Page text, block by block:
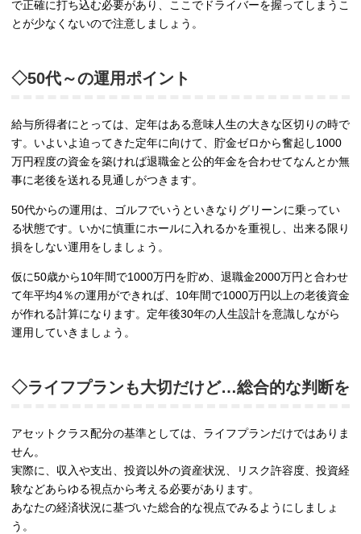
で正確に打ち込む必要があり、ここでドライバーを握ってしまうこ
とが少なくないので注意しましょう。
◇50代～の運用ポイント
給与所得者にとっては、定年はある意味人生の大きな区切りの時で
す。いよいよ迫ってきた定年に向けて、貯金ゼロから奮起し1000
万円程度の資金を築ければ退職金と公的年金を合わせてなんとか無
事に老後を送れる見通しがつきます。
50代からの運用は、ゴルフでいうといきなりグリーンに乗ってい
る状態です。いかに慎重にホールに入れるかを重視し、出来る限り
損をしない運用をしましょう。
仮に50歳から10年間で1000万円を貯め、退職金2000万円と合わせ
て年平均4％の運用ができれば、10年間で1000万円以上の老後資金
が作れる計算になります。定年後30年の人生設計を意識しながら
運用していきましょう。
◇ライフプランも大切だけど…総合的な判断を
アセットクラス配分の基準としては、ライフプランだけではありま
せん。
実際に、収入や支出、投資以外の資産状況、リスク許容度、投資経
験などあらゆる視点から考える必要があります。
あなたの経済状況に基づいた総合的な視点でみるようにしましょ
う。